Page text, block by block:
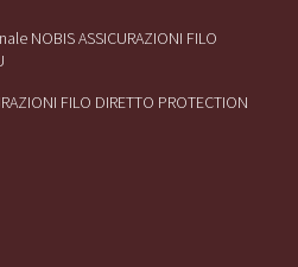
NOBIS ASSICURAZIONI FILO
FILO DIRETTO PROTECTION